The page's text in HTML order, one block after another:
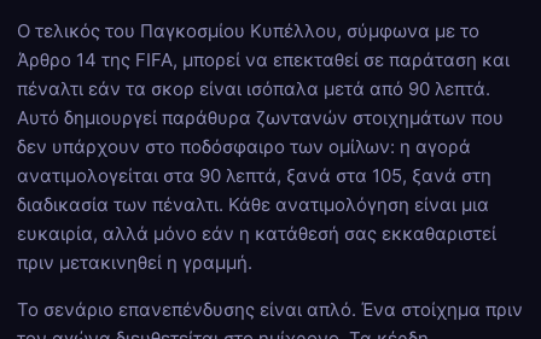
Ο τελικός του Παγκοσμίου Κυπέλλου, σύμφωνα με το
Άρθρο 14 της FIFA, μπορεί να επεκταθεί σε παράταση και
πέναλτι εάν τα σκορ είναι ισόπαλα μετά από 90 λεπτά.
Αυτό δημιουργεί παράθυρα ζωντανών στοιχημάτων που
δεν υπάρχουν στο ποδόσφαιρο των ομίλων: η αγορά
ανατιμολογείται στα 90 λεπτά, ξανά στα 105, ξανά στη
διαδικασία των πέναλτι. Κάθε ανατιμολόγηση είναι μια
ευκαιρία, αλλά μόνο εάν η κατάθεσή σας εκκαθαριστεί
πριν μετακινηθεί η γραμμή.
Το σενάριο επανεπένδυσης είναι απλό. Ένα στοίχημα πριν